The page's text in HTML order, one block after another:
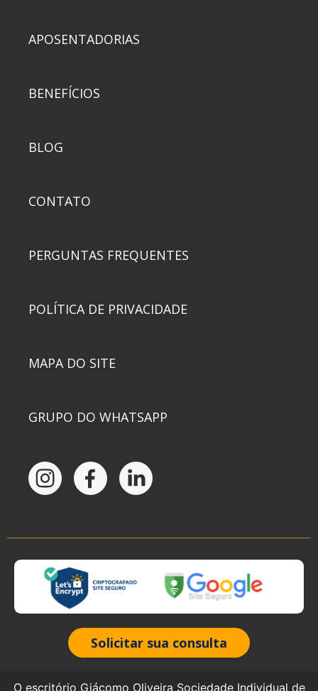
APOSENTADORIAS
BENEFÍCIOS
BLOG
CONTATO
PERGUNTAS FREQUENTES
POLÍTICA DE PRIVACIDADE
MAPA DO SITE
GRUPO DO WHATSAPP
Solicitar sua consulta
O escritório Giácomo Oliveira Sociedade Individual de